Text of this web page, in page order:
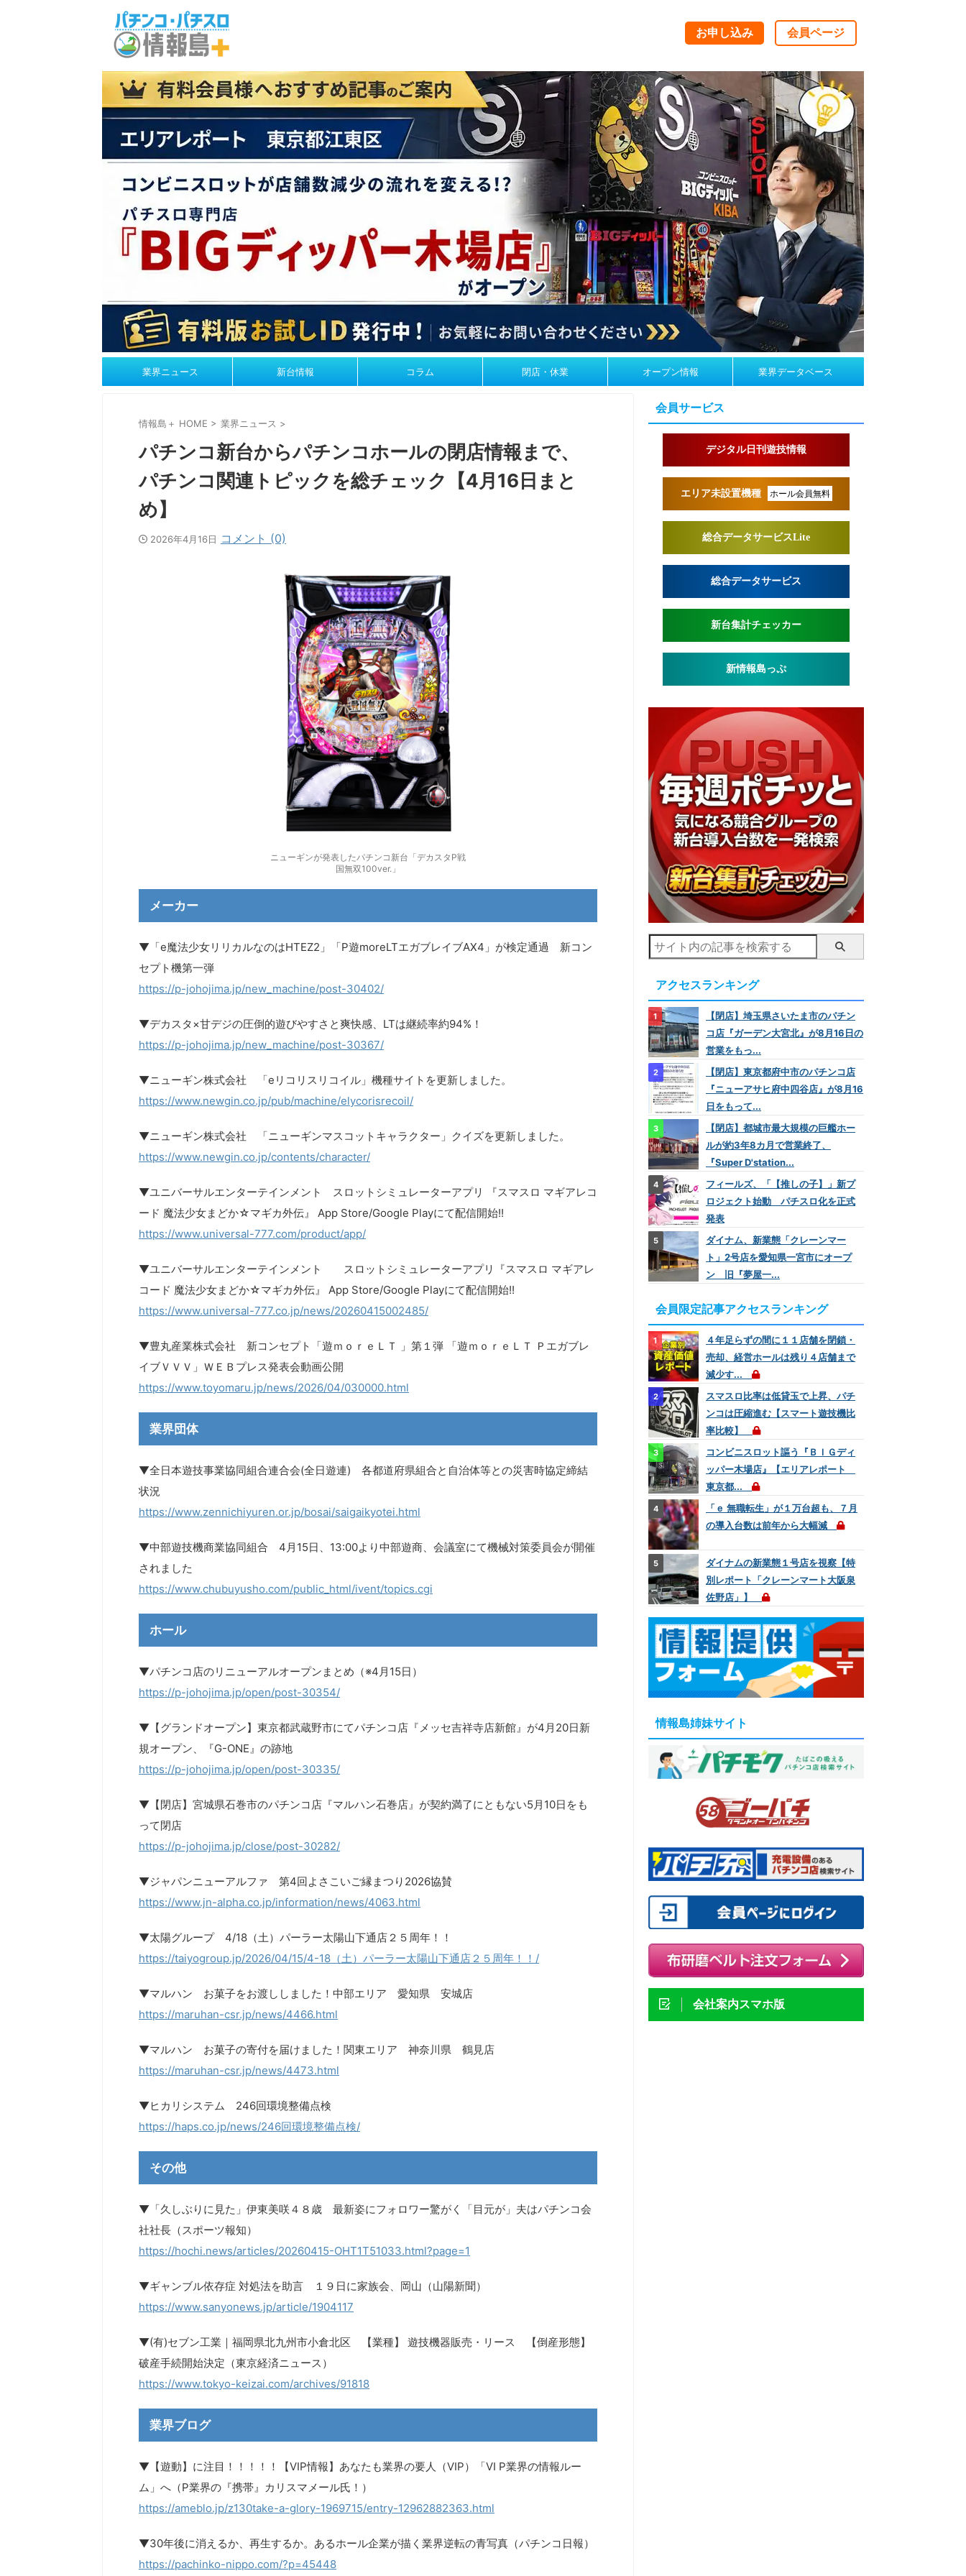
お申し込み 会員ページ
業界ニュース 新台情報 コラム 閉店・休業 オープン情報 業界データベース
情報島＋ HOME > 業界ニュース >
パチンコ新台からパチンコホールの閉店情報まで、
パチンコ関連トピックを総チェック【4月16日まと
め】
2026年4月16日 コメント (0)
ニューギンが発表したパチンコ新台「デカスタP戦
国無双100ver.」
メーカー
▼「e魔法少女リリカルなのはHTEZ2」「P遊moreLTエガブレイブAX4」が検定通過 新コン
セプト機第一弾
https://p-johojima.jp/new_machine/post-30402/
▼デカスタ×甘デジの圧倒的遊びやすさと爽快感、LTは継続率約94%！
https://p-johojima.jp/new_machine/post-30367/
▼ニューギン株式会社 「eリコリスリコイル」機種サイトを更新しました。
https://www.newgin.co.jp/pub/machine/elycorisrecoil/
▼ニューギン株式会社 「ニューギンマスコットキャラクター」クイズを更新しました。
https://www.newgin.co.jp/contents/character/
▼ユニバーサルエンターテインメント スロットシミュレーターアプリ 『スマスロ マギアレコ
ード 魔法少女まどか☆マギカ外伝』 App Store/Google Playにて配信開始!!
https://www.universal-777.com/product/app/
▼ユニバーサルエンターテインメント スロットシミュレーターアプリ『スマスロ マギアレ
コード 魔法少女まどか☆マギカ外伝』 App Store/Google Playにて配信開始!!
https://www.universal-777.co.jp/news/20260415002485/
▼豊丸産業株式会社 新コンセプト「遊ｍｏｒｅＬＴ 」第１弾 「遊ｍｏｒｅＬＴ Ｐエガブレ
イブＶＶＶ」ＷＥＢプレス発表会動画公開
https://www.toyomaru.jp/news/2026/04/030000.html
業界団体
▼全日本遊技事業協同組合連合会(全日遊連) 各都道府県組合と自治体等との災害時協定締結
状況
https://www.zennichiyuren.or.jp/bosai/saigaikyotei.html
▼中部遊技機商業協同組合 4月15日、13:00より中部遊商、会議室にて機械対策委員会が開催
されました
https://www.chubuyusho.com/public_html/ivent/topics.cgi
ホール
▼パチンコ店のリニューアルオープンまとめ（※4月15日）
https://p-johojima.jp/open/post-30354/
▼【グランドオープン】東京都武蔵野市にてパチンコ店『メッセ吉祥寺店新館』が4月20日新
規オープン、『G-ONE』の跡地
https://p-johojima.jp/open/post-30335/
▼【閉店】宮城県石巻市のパチンコ店『マルハン石巻店』が契約満了にともない5月10日をも
って閉店
https://p-johojima.jp/close/post-30282/
▼ジャパンニューアルファ 第4回よさこいご縁まつり2026協賛
https://www.jn-alpha.co.jp/information/news/4063.html
▼太陽グループ 4/18（土）パーラー太陽山下通店２５周年！！
https://taiyogroup.jp/2026/04/15/4-18（土）パーラー太陽山下通店２５周年！！/
▼マルハン お菓子をお渡ししました！中部エリア 愛知県 安城店
https://maruhan-csr.jp/news/4466.html
▼マルハン お菓子の寄付を届けました！関東エリア 神奈川県 鶴見店
https://maruhan-csr.jp/news/4473.html
▼ヒカリシステム 246回環境整備点検
https://haps.co.jp/news/246回環境整備点検/
その他
▼「久しぶりに見た」伊東美咲４８歳 最新姿にフォロワー驚がく「目元が」夫はパチンコ会
社社長（スポーツ報知）
https://hochi.news/articles/20260415-OHT1T51033.html?page=1
▼ギャンブル依存症 対処法を助言 １９日に家族会、岡山（山陽新聞）
https://www.sanyonews.jp/article/1904117
▼(有)セブン工業｜福岡県北九州市小倉北区 【業種】 遊技機器販売・リース 【倒産形態】
破産手続開始決定（東京経済ニュース）
https://www.tokyo-keizai.com/archives/91818
業界ブログ
▼【遊動】に注目！！！！！【VIP情報】あなたも業界の要人（VIP）「VI P業界の情報ルー
ム」へ（P業界の『携帯』カリスマメール氏！）
https://ameblo.jp/z130take-a-glory-1969715/entry-12962882363.html
▼30年後に消えるか、再生するか。あるホール企業が描く業界逆転の青写真（パチンコ日報）
https://pachinko-nippo.com/?p=45448
会員サービス
デジタル日刊遊技情報
エリア未設置機種 ホール会員無料
総合データサービスLite
総合データサービス
新台集計チェッカー
新情報島っぷ
アクセスランキング
【閉店】埼玉県さいたま市のパチン
コ店『ガーデン大宮北』が8月16日の
営業をもっ...
【閉店】東京都府中市のパチンコ店
『ニューアサヒ府中四谷店』が8月16
日をもって...
【閉店】都城市最大規模の巨艦ホー
ルが約3年8カ月で営業終了、
『Super D'station...
フィールズ、「【推しの子】」新プ
ロジェクト始動 パチスロ化を正式
発表
ダイナム、新業態「クレーンマー
ト」2号店を愛知県一宮市にオープ
ン 旧『夢屋一...
会員限定記事アクセスランキング
４年足らずの間に１１店舗を閉鎖・
売却、経営ホールは残り４店舗まで
減少す...
スマスロ比率は低貸玉で上昇、パチ
ンコは圧縮進む【スマート遊技機比
率比較】
コンビニスロット謳う『ＢＩＧディ
ッパー木場店』【エリアレポート
東京都...
「ｅ 無職転生」が１万台超も、７月
の導入台数は前年から大幅減
ダイナムの新業態１号店を視察【特
別レポート「クレーンマート大阪泉
佐野店」】
情報島姉妹サイト
会社案内スマホ版